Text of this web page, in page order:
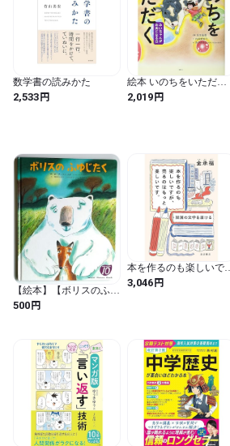
数学書の読みかた
2,533円
絵本 いのちをいただく
みいちゃんがお肉になる
日 (講談社の創作絵本シ
2,019円
【絵本】【ボリスのふゆ
じたく】アーリナ・カ
ボ 学習研究社
500円
本を作るのも楽しいです
が、売るのはもっと楽し
いです。──韓国の文学
3,046円